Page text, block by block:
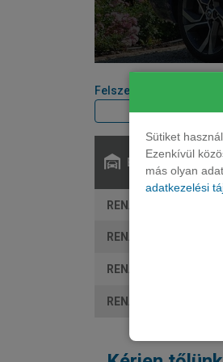
Sütiket
Ezenkívül
más olyan
adatkezelési
Felszereltségi szint
RENAULT Mégane
RENAULT Mégane
RENAULT Mégane
RENAULT Mégane